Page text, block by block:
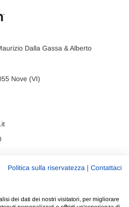
Dalla Gassa & Alberto
Nove (VI)
Privacy policy
Politica sulla riservatezza Contattaci
dei dati dei nostri visitatori, per migliorare